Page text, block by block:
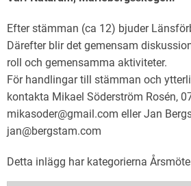
Efter stämman (ca 12) bjuder
Därefter blir det gemensam
roll och gemensamma aktiviteter.
För handlingar till stämman och
kontakta Mikael Söderström Rosén,
mikasoder@gmail.com eller Jan
jan@bergstam.com
Detta inlägg har kategorierna Årsmöte